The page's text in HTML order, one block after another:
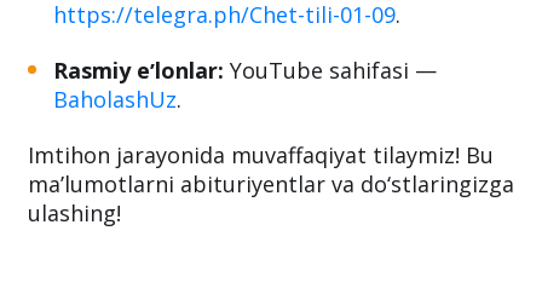
Imtihon joylari va geolokatsiya:
https://telegra.ph/Chet-tili-01-09
Rasmiy eʼlonlar: YouTube sahifasi —
BaholashUz